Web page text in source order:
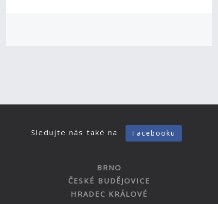
Sledujte nás také na Facebooku
BRNO
ČESKÉ BUDĚJOVICE
HRADEC KRÁLOVÉ